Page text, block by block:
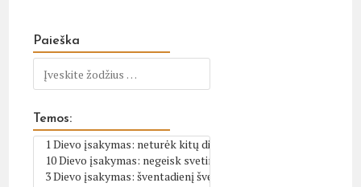
Paieška
Temos: